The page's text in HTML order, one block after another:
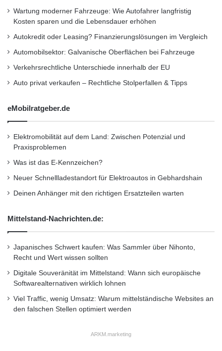
Wartung moderner Fahrzeuge: Wie Autofahrer langfristig
Kosten sparen und die Lebensdauer erhöhen
Autokredit oder Leasing? Finanzierungslösungen im Vergleich
Automobilsektor: Galvanische Oberflächen bei Fahrzeuge
Verkehrsrechtliche Unterschiede innerhalb der EU
Auto privat verkaufen – Rechtliche Stolperfallen & Tipps
eMobilratgeber.de
Elektromobilität auf dem Land: Zwischen Potenzial und
Praxisproblemen
Was ist das E-Kennzeichen?
Neuer Schnellladestandort für Elektroautos in Gebhardshain
Deinen Anhänger mit den richtigen Ersatzteilen warten
Mittelstand-Nachrichten.de:
Japanisches Schwert kaufen: Was Sammler über Nihonto,
Recht und Wert wissen sollten
Digitale Souveränität im Mittelstand: Wann sich europäische
Softwarealternativen wirklich lohnen
Viel Traffic, wenig Umsatz: Warum mittelständische Websites an
den falschen Stellen optimiert werden
ARKM.marketing